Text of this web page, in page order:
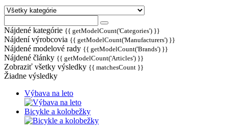
Nájdené kategórie {{ getModelCount('Categories') }}
Nájdení výrobcovia {{ getModelCount('Manufacturers') }}
Nájdené modelové rady {{ getModelCount('Brands') }}
Nájdené články {{ getModelCount('Articles') }}
Zobraziť všetky výsledky {{ matchesCount }}
Žiadne výsledky
Výbava na leto
Bicykle a kolobežky